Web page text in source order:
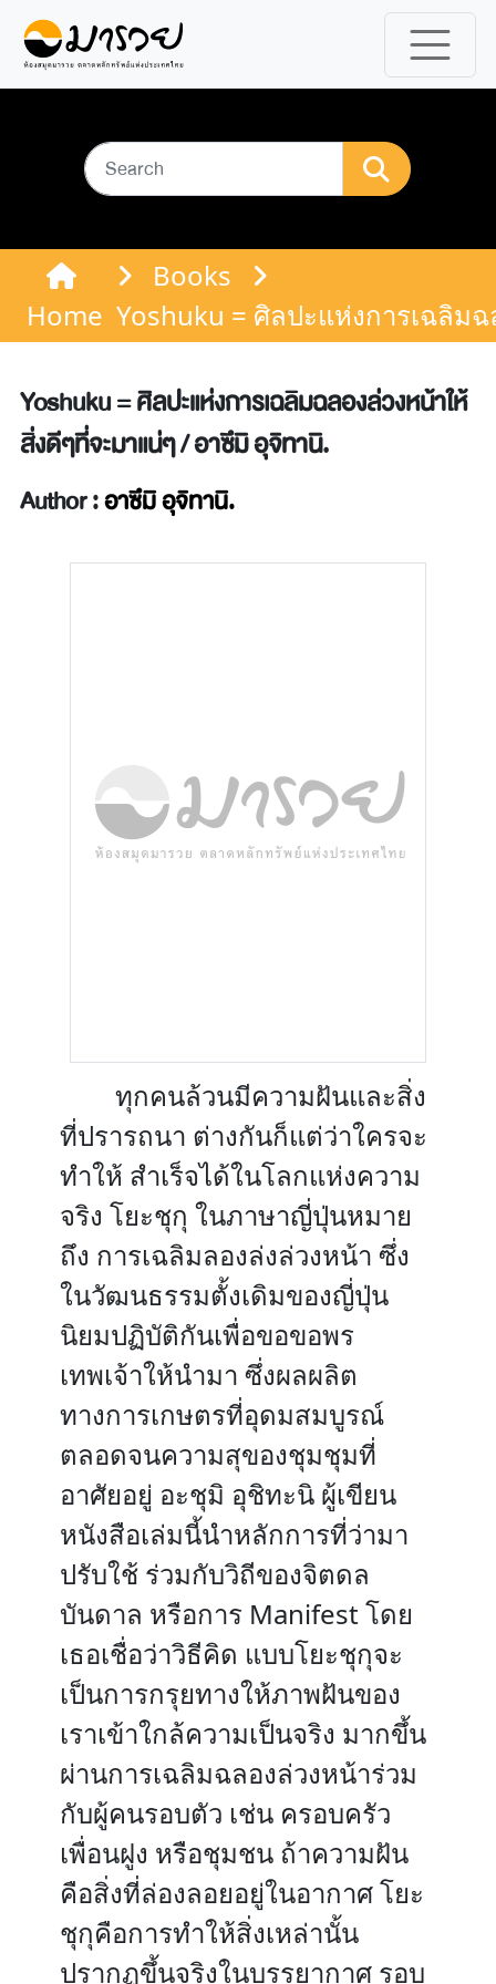
Home
Books
Yoshuku = ศิลปะแห่งการเฉลิม
Yoshuku = ศิลปะแห่งการเฉลิมฉลองล่วงหน้าให้
สิ่งดีๆที่จะมาแน่ๆ / อาซึมิ อุจิทานิ.
Author :อาซึมิ อุจิทานิ.
ทุกคนล้วนมีความฝันและสิ่ง
ที่ปรารถนา ต่างกันก็แต่ว่าใครจะ
ทำให้ สำเร็จได้ในโลกแห่งความ
จริง โยะชุกุ ในภาษาญี่ปุ่นหมาย
ถึง การเฉลิมลองล่งล่วงหน้า ซึ่ง
ในวัฒนธรรมตั้งเดิมของญี่ปุ่น
นิยมปฏิบัติกันเพื่อขอขอพร
เทพเจ้าให้นำมา ซึ่งผลผลิต
ทางการเกษตรที่อุดมสมบูรณ์
ตลอดจนความสุของชุมชุมที่
อาศัยอยู่ อะชุมิ อุชิทะนิ ผู้เขียน
หนังสือเล่มนี้นำหลักการที่ว่ามา
ปรับใช้ ร่วมกับวิถีของจิตดล
บันดาล หรือการ Manifest โดย
เธอเชื่อว่าวิธีคิด แบบโยะชุกุจะ
เป็นการกรุยทางให้ภาพฝันของ
เราเข้าใกล้ความเป็นจริง มากขึ้น
ผ่านการเฉลิมฉลองล่วงหน้าร่วม
กับผู้คนรอบตัว เช่น ครอบครัว
เพื่อนฝูง หรือชุมชน ถ้าความฝัน
คือสิ่งที่ล่องลอยอยู่ในอากาศ โยะ
ชุกุคือการทำให้สิ่งเหล่านั้น
ปรากฏขึ้นจริงในบรรยากาศ รอบ